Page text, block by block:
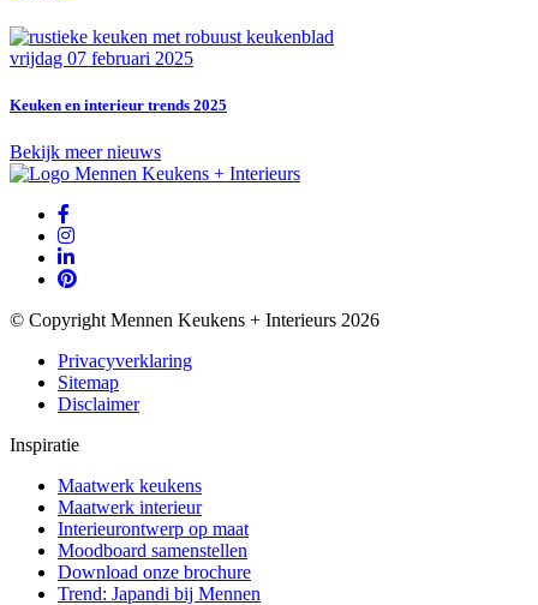
vrijdag 07 februari 2025
Keuken en interieur trends 2025
Bekijk meer nieuws
© Copyright Mennen Keukens + Interieurs 2026
Privacyverklaring
Sitemap
Disclaimer
Inspiratie
Maatwerk keukens
Maatwerk interieur
Interieurontwerp op maat
Moodboard samenstellen
Download onze brochure
Trend: Japandi bij Mennen